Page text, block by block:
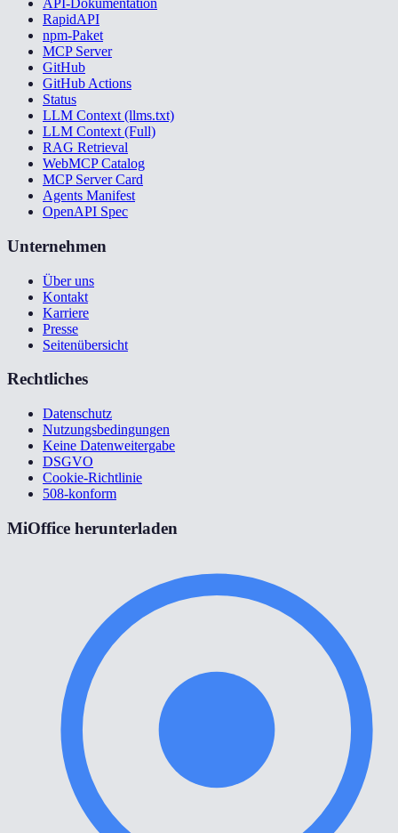
API-Dokumentation
RapidAPI
npm-Paket
MCP Server
GitHub
GitHub Actions
Status
LLM Context (llms.txt)
LLM Context (Full)
RAG Retrieval
WebMCP Catalog
MCP Server Card
Agents Manifest
OpenAPI Spec
Unternehmen
Über uns
Kontakt
Karriere
Presse
Seitenübersicht
Rechtliches
Datenschutz
Nutzungsbedingungen
Keine Datenweitergabe
DSGVO
Cookie-Richtlinie
508-konform
MiOffice herunterladen